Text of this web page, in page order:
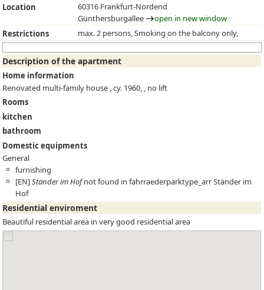
Location
60316 Frankfurt-Nordend
Günthersburgallee
open in new window
Restrictions
max. 2 persons, Smoking on the balcony only,
Description of the apartment
Home information
Renovated multi-family house , cy. 1960, , no lift
Rooms
kitchen
bathroom
Domestic equipments
General
furnishing
[EN]Ständer im Hofnot found in fahrraederparktype_arrStänder im
Hof
Residential enviroment
Beautiful residential area in very good residential area